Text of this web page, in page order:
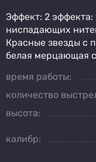
Эффект: 2
ниспадающих
Красные звезды с
белая мерцающая
время работы:
количество
высота:
калибр: